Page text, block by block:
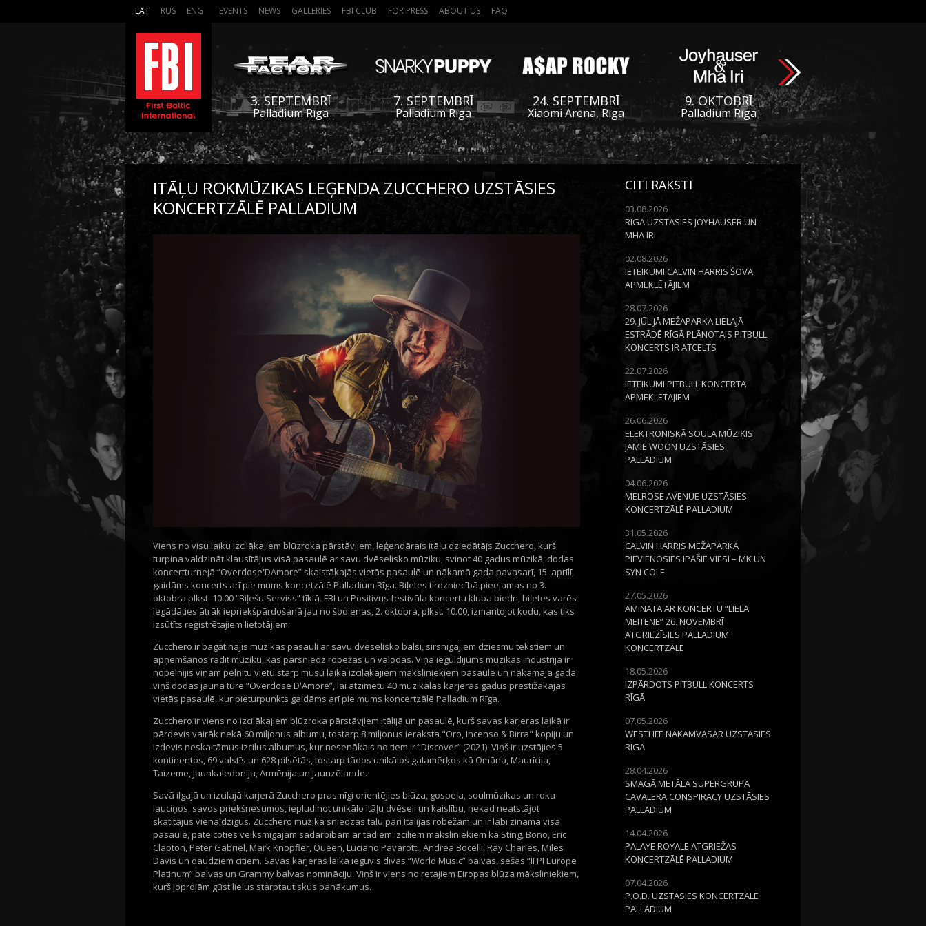
LAT RUS ENG EVENTS NEWS GALLERIES FBI CLUB FOR PRESS ABOUT US FAQ
3. SEPTEMBRĪ
Palladium Rīga
7. SEPTEMBRĪ
Palladium Rīga
24. SEPTEMBRĪ
Xiaomi Arēna, Rīga
9. OKTOBRĪ
Palladium Rīga
ITĀĻU ROKMŪZIKAS LEĢENDA ZUCCHERO UZSTĀSIES
KONCERTZĀLĒ PALLADIUM
Viens no visu laiku izcilākajiem blūzroka pārstāvjiem, leģendārais itāļu dziedātājs Zucchero, kurš
turpina valdzināt klausītājus visā pasaulē ar savu dvēselisko mūziku, svinot 40 gadus mūzikā, dodas
koncertturnejā “Overdose'DAmore” skaistākajās vietās pasaulē un nākamā gada pavasarī, 15. aprīlī,
gaidāms koncerts arī pie mums koncetzālē Palladium Rīga. Biļetes tirdzniecībā pieejamas no 3.
oktobra plkst. 10.00 “Biļešu Serviss” tīklā. FBI un Positivus festivāla koncertu kluba biedri, biļetes varēs
iegādāties ātrāk iepriekšpārdošanā jau no šodienas, 2. oktobra, plkst. 10.00, izmantojot kodu, kas tiks
izsūtīts reģistrētajiem lietotājiem.
Zucchero ir bagātinājis mūzikas pasauli ar savu dvēselisko balsi, sirsnīgajiem dziesmu tekstiem un
apņemšanos radīt mūziku, kas pārsniedz robežas un valodas. Viņa ieguldījums mūzikas industrijā ir
nopelnījis viņam pelnītu vietu starp mūsu laika izcilākajiem māksliniekiem pasaulē un nākamajā gadā
viņš dodas jaunā tūrē “Overdose D'Amore”, lai atzīmētu 40 mūzikālās karjeras gadus prestižākajās
vietās pasaulē, kur pieturpunkts gaidāms arī pie mums koncertzālē Palladium Rīga.
Zucchero ir viens no izcilākajiem blūzroka pārstāvjiem Itālijā un pasaulē, kurš savas karjeras laikā ir
pārdevis vairāk nekā 60 miljonus albumu, tostarp 8 miljonus ieraksta "Oro, Incenso & Birra" kopiju un
izdevis neskaitāmus izcilus albumus, kur nesenākais no tiem ir “Discover” (2021). Viņš ir uzstājies 5
kontinentos, 69 valstīs un 628 pilsētās, tostarp tādos unikālos galamērķos kā Omāna, Maurīcija,
Taizeme, Jaunkaledonija, Armēnija un Jaunzēlande.
Savā ilgajā un izcilajā karjerā Zucchero prasmīgi orientējies blūza, gospeļa, soulmūzikas un roka
lauciņos, savos priekšnesumos, iepludinot unikālo itāļu dvēseli un kaislību, nekad neatstājot
skatītājus vienaldzīgus. Zucchero mūzika sniedzas tālu pāri Itālijas robežām un ir labi zināma visā
pasaulē, pateicoties veiksmīgajām sadarbībām ar tādiem izciliem māksliniekiem kā Sting, Bono, Eric
Clapton, Peter Gabriel, Mark Knopfler, Queen, Luciano Pavarotti, Andrea Bocelli, Ray Charles, Miles
Davis un daudziem citiem. Savas karjeras laikā ieguvis divas “World Music” balvas, sešas “IFPI Europe
Platinum” balvas un Grammy balvas nomināciju. Viņš ir viens no retajiem Eiropas blūza māksliniekiem,
kurš joprojām gūst lielus starptautiskus panākumus.
CITI RAKSTI
03.08.2026
RĪGĀ UZSTĀSIES JOYHAUSER UN
MHA IRI
02.08.2026
IETEIKUMI CALVIN HARRIS ŠOVA
APMEKLĒTĀJIEM
28.07.2026
29. JŪLIJĀ MEŽAPARKA LIELAJĀ
ESTRĀDĒ RĪGĀ PLĀNOTAIS PITBULL
KONCERTS IR ATCELTS
22.07.2026
IETEIKUMI PITBULL KONCERTA
APMEKLĒTĀJIEM
26.06.2026
ELEKTRONISKĀ SOULA MŪZIĶIS
JAMIE WOON UZSTĀSIES
PALLADIUM
04.06.2026
MELROSE AVENUE UZSTĀSIES
KONCERTZĀLĒ PALLADIUM
31.05.2026
CALVIN HARRIS MEŽAPARKĀ
PIEVIENOSIES ĪPAŠIE VIESI – MK UN
SYN COLE
27.05.2026
AMINATA AR KONCERTU “LIELA
MEITENE” 26. NOVEMBRĪ
ATGRIEZĪSIES PALLADIUM
KONCERTZĀLĒ
18.05.2026
IZPĀRDOTS PITBULL KONCERTS
RĪGĀ
07.05.2026
WESTLIFE NĀKAMVASAR UZSTĀSIES
RĪGĀ
28.04.2026
SMAGĀ METĀLA SUPERGRUPA
CAVALERA CONSPIRACY UZSTĀSIES
PALLADIUM
14.04.2026
PALAYE ROYALE ATGRIEŽAS
KONCERTZĀLĒ PALLADIUM
07.04.2026
P.O.D. UZSTĀSIES KONCERTZĀLĒ
PALLADIUM